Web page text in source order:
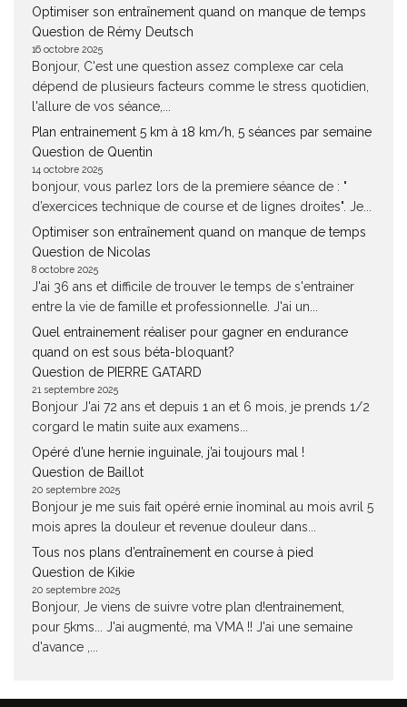
Optimiser son entraînement quand on manque de temps
Question de Rémy Deutsch
16 octobre 2025
Bonjour, C'est une question assez complexe car cela
dépend de plusieurs facteurs comme le stress quotidien,
l'allure de vos séance,...
Plan entrainement 5 km à 18 km/h, 5 séances par semaine
Question de Quentin
14 octobre 2025
bonjour, vous parlez lors de la premiere séance de : "
d’exercices technique de course et de lignes droites". Je...
Optimiser son entraînement quand on manque de temps
Question de Nicolas
8 octobre 2025
J'ai 36 ans et difficile de trouver le temps de s'entrainer
entre la vie de famille et professionnelle. J'ai un...
Quel entrainement réaliser pour gagner en endurance
quand on est sous béta-bloquant?
Question de PIERRE GATARD
21 septembre 2025
Bonjour J'ai 72 ans et depuis 1 an et 6 mois, je prends 1/2
corgard le matin suite aux examens...
Opéré d’une hernie inguinale, j’ai toujours mal !
Question de Baillot
20 septembre 2025
Bonjour je me suis fait opéré ernie înominal au mois avril 5
mois apres la douleur et revenue douleur dans...
Tous nos plans d’entraînement en course à pied
Question de Kikie
20 septembre 2025
Bonjour, Je viens de suivre votre plan d!entrainement,
pour 5kms... J'ai augmenté, ma VMA !! J'ai une semaine
d'avance ,...